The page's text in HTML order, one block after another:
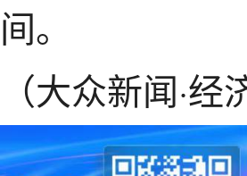
间。
（大众新闻·